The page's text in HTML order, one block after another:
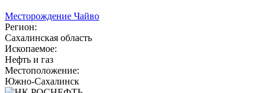
Месторождение Чайво
Регион:
Сахалинская область
Ископаемое:
Нефть и газ
Местоположение:
Южно-Сахалинск